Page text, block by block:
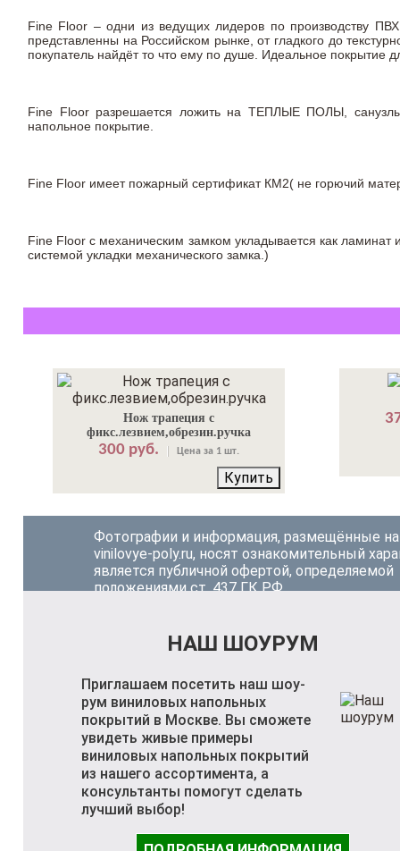
Fine Floor – одни из ведущих лидеров по производству
представленны на Российском рынке, от гладкого до
покупатель найдёт то что ему по душе. Идеальное
Fine Floor разрешается ложить на ТЕПЛЫЕ ПОЛЫ,
напольное покрытие.
Fine Floor имеет пожарный сертификат КМ2( не горючий
Fine Floor с механическим замком укладывается как
системой укладки механического замка.)
Нож трапеция с
фикс.лезвием,обрезин.ручка
300 руб. Цена за 1 шт.
Купить
Фотографии и информация, размещённые на
vinilovye-poly.ru, носят ознакомительный
является публичной офертой, определяемой
положениями ст. 437 ГК РФ.
НАШ ШОУРУМ
Приглашаем посетить наш шоу-
рум виниловых напольных
покрытий в Москве. Вы сможете
увидеть живые примеры
виниловых напольных покрытий
из нашего ассортимента, а
консультанты помогут сделать
лучший выбор!